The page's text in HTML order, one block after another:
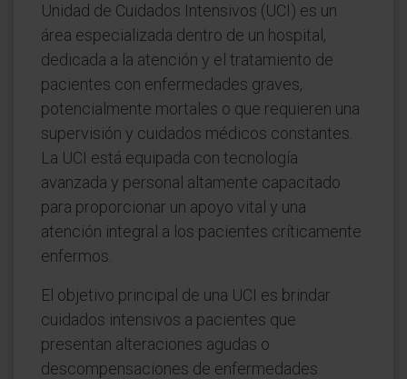
Unidad de Cuidados Intensivos (UCI) es un
área especializada dentro de un hospital,
dedicada a la atención y el tratamiento de
pacientes con enfermedades graves,
potencialmente mortales o que requieren una
supervisión y cuidados médicos constantes.
La UCI está equipada con tecnología
avanzada y personal altamente capacitado
para proporcionar un apoyo vital y una
atención integral a los pacientes críticamente
enfermos.
El objetivo principal de una UCI es brindar
cuidados intensivos a pacientes que
presentan alteraciones agudas o
descompensaciones de enfermedades